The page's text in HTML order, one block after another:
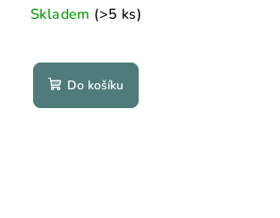
Skladem (>5 ks)
hodnocení
produktu
je
Do košíku